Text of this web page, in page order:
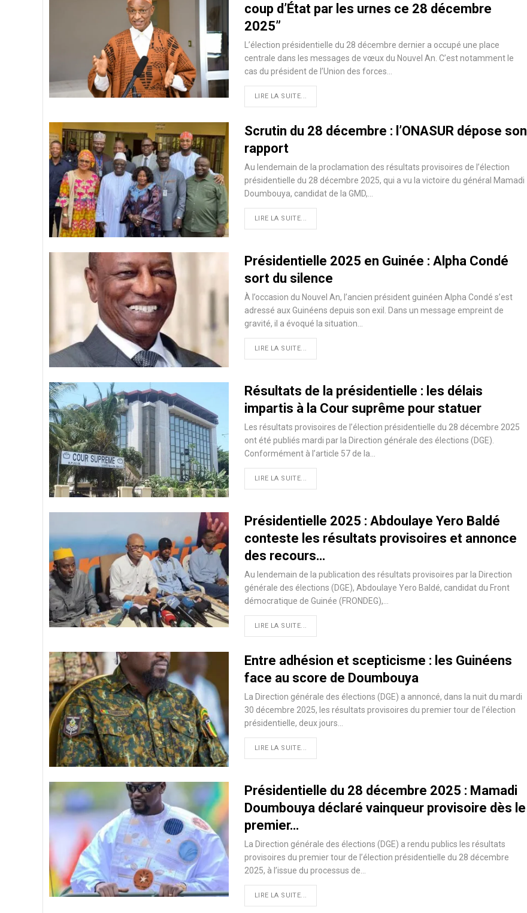
coup d’État par les urnes ce 28 décembre
2025”
L’élection présidentielle du 28 décembre dernier a occupé une place
centrale dans les messages de vœux du Nouvel An. C’est notamment le
cas du président de l’Union des forces…
LIRE LA SUITE...
Scrutin du 28 décembre : l’ONASUR dépose son
rapport
Au lendemain de la proclamation des résultats provisoires de l’élection
présidentielle du 28 décembre 2025, qui a vu la victoire du général Mamadi
Doumbouya, candidat de la GMD,…
LIRE LA SUITE...
Présidentielle 2025 en Guinée : Alpha Condé
sort du silence
À l’occasion du Nouvel An, l’ancien président guinéen Alpha Condé s’est
adressé aux Guinéens depuis son exil. Dans un message empreint de
gravité, il a évoqué la situation…
LIRE LA SUITE...
Résultats de la présidentielle : les délais
impartis à la Cour suprême pour statuer
Les résultats provisoires de l’élection présidentielle du 28 décembre 2025
ont été publiés mardi par la Direction générale des élections (DGE).
Conformément à l’article 57 de la…
LIRE LA SUITE...
Présidentielle 2025 : Abdoulaye Yero Baldé
conteste les résultats provisoires et annonce
des recours…
Au lendemain de la publication des résultats provisoires par la Direction
générale des élections (DGE), Abdoulaye Yero Baldé, candidat du Front
démocratique de Guinée (FRONDEG),…
LIRE LA SUITE...
Entre adhésion et scepticisme : les Guinéens
face au score de Doumbouya
La Direction générale des élections (DGE) a annoncé, dans la nuit du mardi
30 décembre 2025, les résultats provisoires du premier tour de l’élection
présidentielle, deux jours…
LIRE LA SUITE...
Présidentielle du 28 décembre 2025 : Mamadi
Doumbouya déclaré vainqueur provisoire dès le
premier…
La Direction générale des élections (DGE) a rendu publics les résultats
provisoires du premier tour de l’élection présidentielle du 28 décembre
2025, à l’issue du processus de…
LIRE LA SUITE...